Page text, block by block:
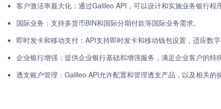
客户激活率最大化：通过Galileo API，可以设计和实施业务银行程
国际业务：支持多货币BIN和国际分期付款等国际业务需求。
即时发卡和移动支付：API支持即时发卡和移动钱包设置，适应数
企业银行增强：提供企业银行基础和增强服务，满足企业客户的特
透支账户管理：Galileo API允许配置和管理透支产品，以及相关的